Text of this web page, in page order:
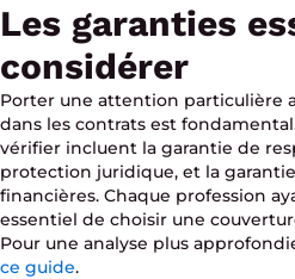
Les garanties
considérer
Porter une attention particulière
dans les contrats est
vérifier incluent la garantie de
protection juridique, et la
financières. Chaque profession
essentiel de choisir une
Pour une analyse plus
ce guide.